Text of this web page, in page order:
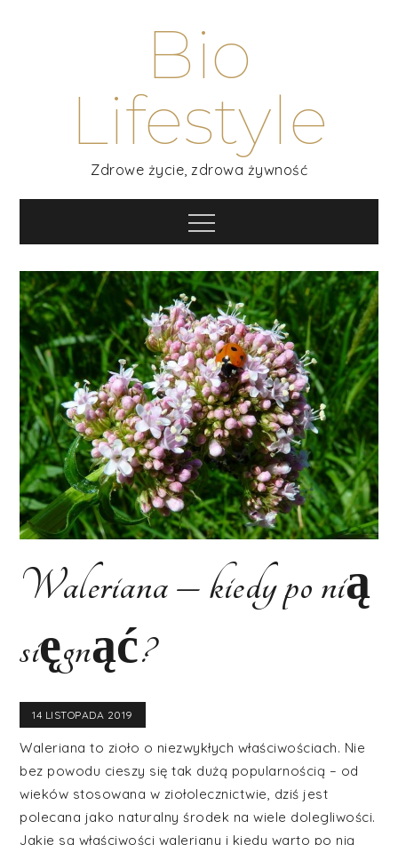
Bio
Lifestyle
Zdrowe życie, zdrowa żywność
Menu
Waleriana – kiedy po nią
sięgnąć?
14 LISTOPADA 2019
Waleriana to zioło o niezwykłych właściwościach. Nie
bez powodu cieszy się tak dużą popularnością – od
wieków stosowana w ziołolecznictwie, dziś jest
polecana jako naturalny środek na wiele dolegliwości.
Jakie są właściwości waleriany i kiedy warto po nią